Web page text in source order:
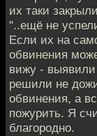
их таки
"..ещё не
Если их на
обвинения
вижу -
решили не
обвинения, а
пожурить. Я
благородно.